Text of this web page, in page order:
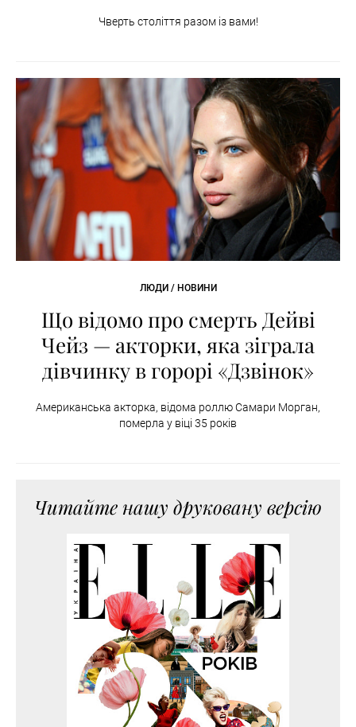
Чверть століття разом із вами!
ЛЮДИ / НОВИНИ
Що відомо про смерть Дейві
Чейз — акторки, яка зіграла
дівчинку в горорі «Дзвінок»
Американська акторка, відома роллю Самари Морган,
померла у віці 35 років
Читайте нашу друковану версію